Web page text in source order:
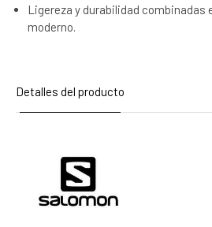
Ligereza y durabilidad combinadas
moderno.
Detalles del producto